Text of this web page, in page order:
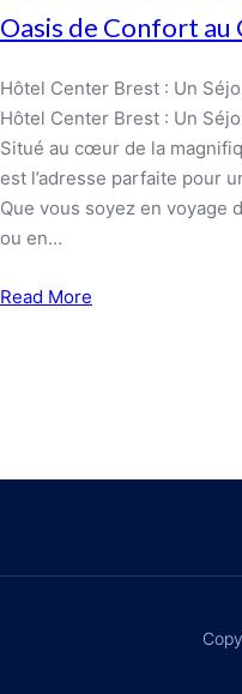
Oasis de Confort
Hôtel Center Brest : Un
Hôtel Center Brest : Un
Situé au cœur de la
est l’adresse parfaite pour
Que vous soyez en voyage
ou en…
Read More